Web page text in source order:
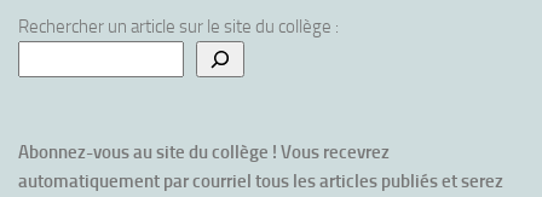
Rechercher un article sur le site du collège :
Abonnez-vous au site du collège ! Vous recevrez
automatiquement par courriel tous les articles publiés et serez